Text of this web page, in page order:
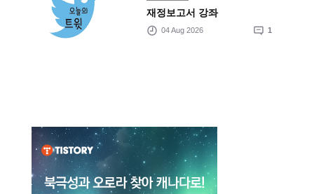
재정보고서 강좌
04 Aug 2026 1